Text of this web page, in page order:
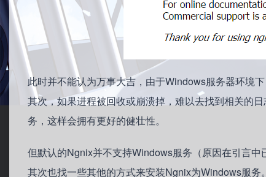
此时并不能认为万事大吉，由于Windows服务器环境
其次，如果进程被回收或崩溃掉，难以去找到相关的
务，这样会拥有更好的健壮性。
但默认的Ngnix并不支持Windows服务（原因在引言
其次也找一些其他的方式来安装Ngnix为Windows服务。